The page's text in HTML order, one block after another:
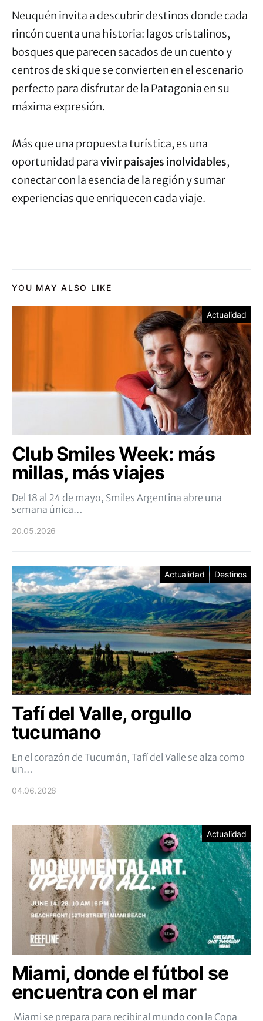
Neuquén invita a descubrir destinos donde cada
rincón cuenta una historia: lagos cristalinos,
bosques que parecen sacados de un cuento y
centros de ski que se convierten en el escenario
perfecto para disfrutar de la Patagonia en su
máxima expresión.
Más que una propuesta turística, es una
oportunidad paravivir paisajes inolvidables,
conectar con la esencia de la región y sumar
experiencias que enriquecen cada viaje.
YOU MAY ALSO LIKE
Actualidad
Club Smiles Week: más
millas, más viajes
Del 18 al 24 de mayo, Smiles Argentina abre una
semana única…
20.05.2026
Actualidad Destinos
Tafí del Valle, orgullo
tucumano
En el corazón de Tucumán, Tafí del Valle se alza como
un…
04.06.2026
Actualidad
Miami, donde el fútbol se
encuentra con el mar
Miami se prepara para recibir al mundo con la Copa